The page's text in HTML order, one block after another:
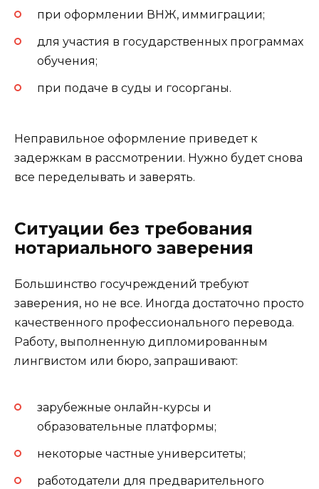
при оформлении ВНЖ, иммиграции;
для участия в государственных программах
обучения;
при подаче в суды и госорганы.
Неправильное оформление приведет к
задержкам в рассмотрении. Нужно будет снова
все переделывать и заверять.
Ситуации без требования
нотариального заверения
Большинство госучреждений требуют
заверения, но не все. Иногда достаточно просто
качественного профессионального перевода.
Работу, выполненную дипломированным
лингвистом или бюро, запрашивают:
зарубежные онлайн-курсы и
образовательные платформы;
некоторые частные университеты;
работодатели для предварительного